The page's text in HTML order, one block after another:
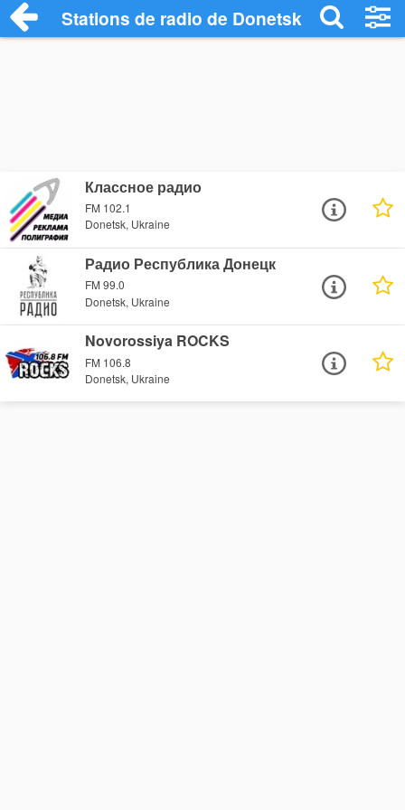
Stations de radio de Donetsk
Классное радио
FM 102.1
Donetsk, Ukraine
Радио Республика Донецк
FM 99.0
Donetsk, Ukraine
Novorossiya ROCKS
FM 106.8
Donetsk, Ukraine